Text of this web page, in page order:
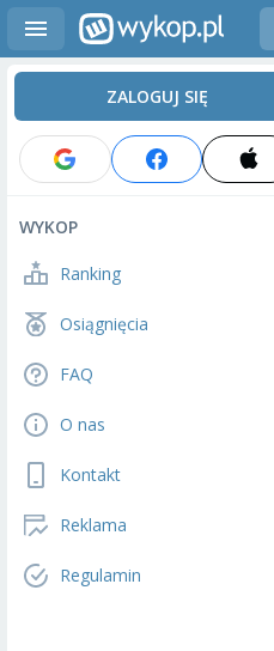
ZALOGUJ SIĘ
WYKOP
Ranking
Osiągnięcia
FAQ
O nas
Kontakt
Reklama
Regulamin